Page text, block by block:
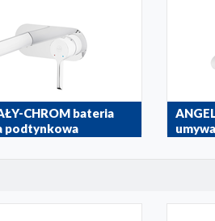
CHROM bateria
podtynkowa
4729-